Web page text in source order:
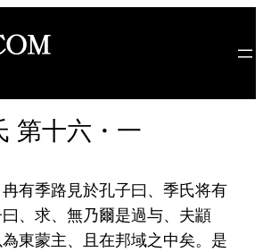
第十六・一
有季路見於孔子曰、季氏将有
、求、無乃爾是過与、夫顓
東蒙主、且在邦域之中矣。是